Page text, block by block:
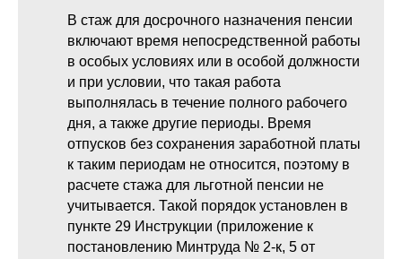
В стаж для досрочного назначения пенсии
включают время непосредственной работы
в особых условиях или в особой должности
и при условии, что такая работа
выполнялась в течение полного рабочего
дня, а также другие периоды. Время
отпусков без сохранения заработной платы
к таким периодам не относится, поэтому в
расчете стажа для льготной пенсии не
учитывается. Такой порядок установлен в
пункте 29 Инструкции (приложение к
постановлению Минтруда № 2-к, 5 от